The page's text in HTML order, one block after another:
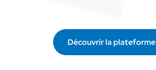
Découvrir la plateforme